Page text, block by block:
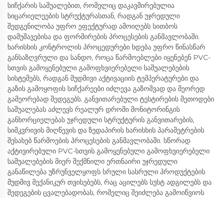
სიჩქარის საშუალებით, რომელიც დაკავშირებულია
სიცარიელეების სტრუქტურასთან, რადგან უჯრედული
შედგენილობა უფრო ეფექტურად ამოიღებს სითბოს
დამუშავებისა და ფორმირების პროცესების განმავლობაში.
ხარისხის კონტროლის პროცედურები ხდება უფრო წინასწარ
განსაზღვრული და სანდო, როცა წარმოებლები იყენებენ PVC-
სთვის გამოყენებული გამოფხვიერებელი საშუალებების
სისტემებს, რადგან მუდმივი აქტივაციის ტემპერატურები და
გაზის გამოყოფის სიჩქარეები იძლევა გაზომვად და მეორედ
გამეორებად შედეგებს. განვითარებული ტესტირების მეთოდები
საშუალებას აძლევს რეალურ დროში მონიტორინგის
განხორციელებას უჯრედული სტრუქტურის განვითარების,
სიმკვრივის მიღწევის და ზედაპირის ხარისხის პარამეტრების
შესახებ წარმოების პროცესების განმავლობაში. სწორად
აქტივირებული PVC-სთვის გამოყენებული გამოფხვიერებელი
საშუალებების მიერ შექმნილი ერთნაირი უჯრედული
განაწილება უზრუნველყოფს სრული სასრული პროდუქტების
მუდმივ მექანიკურ თვისებებს, რაც აცილებს სუსტ ადგილებს და
შედეგების ცვალებადობას, რომელიც შეიძლება გამოიწვიოს